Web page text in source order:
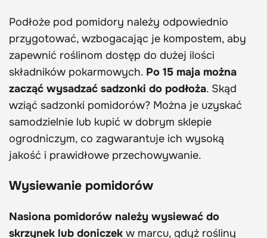
Podłoże pod pomidory należy odpowiednio
przygotować, wzbogacając je kompostem, aby
zapewnić roślinom dostęp do dużej ilości
składników pokarmowych. Po 15 maja można
zacząć wysadzać sadzonki do podłoża. Skąd
wziąć sadzonki pomidorów? Można je uzyskać
samodzielnie lub kupić w dobrym sklepie
ogrodniczym, co zagwarantuje ich wysoką
jakość i prawidłowe przechowywanie.
Wysiewanie pomidorów
Nasiona pomidorów należy wysiewać do
skrzynek lub doniczek w marcu, gdyż rośliny